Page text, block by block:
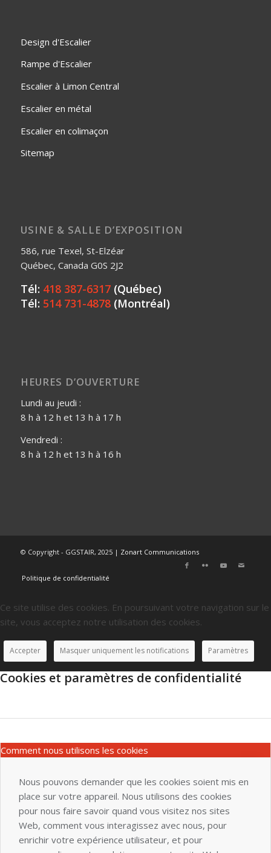
Design d'Escalier
Rampe d'Escalier
Escalier à Limon Central
Escalier en métal
Escalier en colimaçon
Sitemap
USINE & SALLE D’EXPOSITION
586, rue Texel, St-Elzéar
Québec, Canada G0S 2J2
Tél: 418 387-6317(Québec)
Tél: 514 731-4878(Montréal)
HEURES D’OUVERTURE
Lundi au jeudi :
8 h à 12 h et 13 h à 17 h
Vendredi :
8 h à 12 h et 13 h à 16 h
© Copyright - GGSTAIR, 2025 | Zonart Communications
Politique de confidentialité
Ce site utilise des cookies. En poursuivant votre navigation sur le
site, vous acceptez notre utilisation des cookies.
Accepter Masquer uniquement les notifications Paramètres
Cookies et paramètres de confidentialité
Comment nous utilisons les cookies
Nous pouvons demander que les cookies soient mis en
place sur votre appareil. Nous utilisons des cookies
pour nous faire savoir quand vous visitez nos sites
Web, comment vous interagissez avec nous, pour
enrichir votre expérience utilisateur, et pour